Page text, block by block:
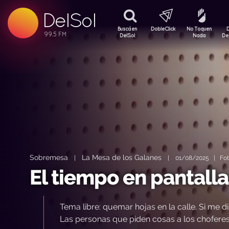
DelSol
99.5 FM
99.5 FM
99.5 FM
Buscá en
DelSol
DobleClick
No Toquen
Nada
Sobremesa | La Mesa de los Galanes | 01/08/2025 |
El tiempo en
Tema libre: quemar hojas en la calle. Si me
Las personas que piden cosas a los